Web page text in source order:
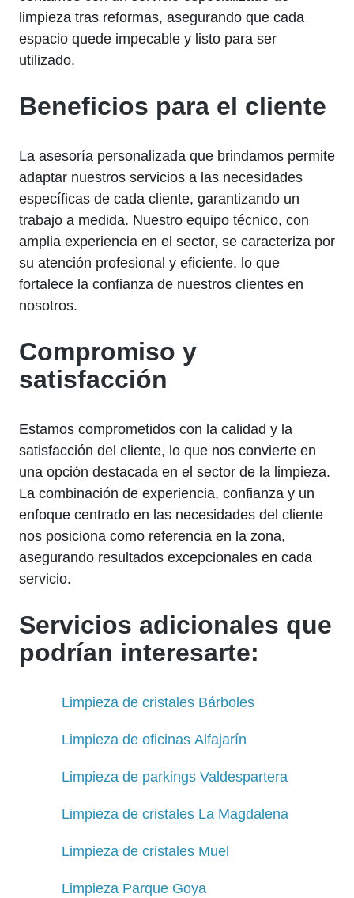
limpieza tras reformas, asegurando que cada
espacio quede impecable y listo para ser
utilizado.
Beneficios para el cliente
La asesoría personalizada que brindamos permite
adaptar nuestros servicios a las necesidades
específicas de cada cliente, garantizando un
trabajo a medida. Nuestro equipo técnico, con
amplia experiencia en el sector, se caracteriza por
su atención profesional y eficiente, lo que
fortalece la confianza de nuestros clientes en
nosotros.
Compromiso y
satisfacción
Estamos comprometidos con la calidad y la
satisfacción del cliente, lo que nos convierte en
una opción destacada en el sector de la limpieza.
La combinación de experiencia, confianza y un
enfoque centrado en las necesidades del cliente
nos posiciona como referencia en la zona,
asegurando resultados excepcionales en cada
servicio.
Servicios adicionales que
podrían interesarte:
Limpieza de cristales Bárboles
Limpieza de oficinas Alfajarín
Limpieza de parkings Valdespartera
Limpieza de cristales La Magdalena
Limpieza de cristales Muel
Limpieza Parque Goya